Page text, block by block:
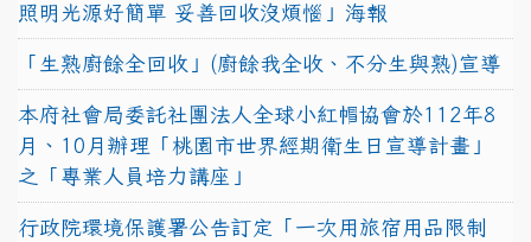
照明光源好簡單 妥善回收沒煩惱」海報
「生熟廚餘全回收」(廚餘我全收、不分生與熟)宣導
本府社會局委託社團法人全球小紅帽協會於112年8
月、10月辦理「桃園市世界經期衛生日宣導計畫」
之「專業人員培力講座」
行政院環境保護署公告訂定「一次用旅宿用品限制